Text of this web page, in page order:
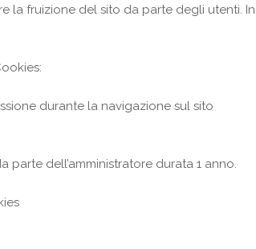
la fruizione del sito da parte degli utenti.
durante la navigazione sul sito
parte dell’amministratore durata 1 anno.